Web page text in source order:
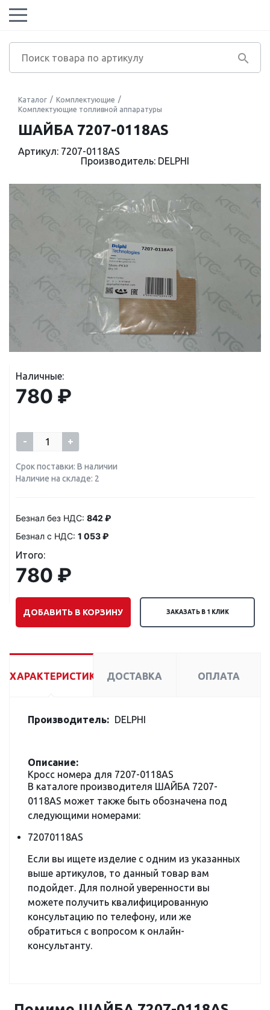
Каталог
Комплектующие
Комплектующие топливной аппаратуры
ШАЙБА 7207-0118AS
Артикул: 7207-0118AS
Производитель: DELPHI
Наличные:
780 ₽
- +
Срок поставки: В наличии
Наличие на складе: 2
Безнал без НДС: 842 ₽
Безнал с НДС: 1 053 ₽
Итого:
780 ₽
ДОБАВИТЬ В КОРЗИНУ ЗАКАЗАТЬ В 1 КЛИК
ХАРАКТЕРИСТИКИ ДОСТАВКА ОПЛАТА
Производитель: DELPHI
Описание:
Кросс номера для 7207-0118AS
В каталоге производителя ШАЙБА 7207-
0118AS может также быть обозначена под
следующими номерами:
72070118AS
Если вы ищете изделие с одним из указанных
выше артикулов, то данный товар вам
подойдет. Для полной уверенности вы
можете получить квалифицированную
консультацию по телефону, или же
обратиться с вопросом к онлайн-
консультанту.